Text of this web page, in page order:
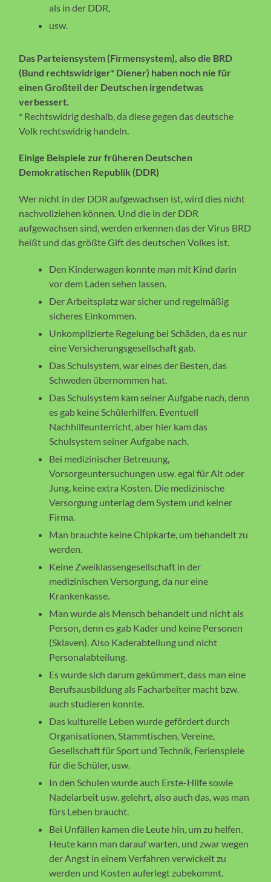
als in der DDR,
usw.
Das Parteiensystem (Firmensystem), also die BRD
(Bund rechtswidriger* Diener) haben noch nie für
einen Großteil der Deutschen irgendetwas
verbessert.
* Rechtswidrig deshalb, da diese gegen das deutsche
Volk rechtswidrig handeln.
Einige Beispiele zur früheren Deutschen
Demokratischen Republik (DDR)
Wer nicht in der DDR aufgewachsen ist, wird dies nicht
nachvollziehen können. Und die in der DDR
aufgewachsen sind, werden erkennen das der Virus BRD
heißt und das größte Gift des deutschen Volkes ist.
Den Kinderwagen konnte man mit Kind darin
vor dem Laden sehen lassen.
Der Arbeitsplatz war sicher und regelmäßig
sicheres Einkommen.
Unkomplizierte Regelung bei Schäden, da es nur
eine Versicherungsgesellschaft gab.
Das Schulsystem, war eines der Besten, das
Schweden übernommen hat.
Das Schulsystem kam seiner Aufgabe nach, denn
es gab keine Schülerhilfen. Eventuell
Nachhilfeunterricht, aber hier kam das
Schulsystem seiner Aufgabe nach.
Bei medizinischer Betreuung,
Vorsorgeuntersuchungen usw. egal für Alt oder
Jung, keine extra Kosten. Die medizinische
Versorgung unterlag dem System und keiner
Firma.
Man brauchte keine Chipkarte, um behandelt zu
werden.
Keine Zweiklassengesellschaft in der
medizinischen Versorgung, da nur eine
Krankenkasse.
Man wurde als Mensch behandelt und nicht als
Person, denn es gab Kader und keine Personen
(Sklaven). Also Kaderabteilung und nicht
Personalabteilung.
Es wurde sich darum gekümmert, dass man eine
Berufsausbildung als Facharbeiter macht bzw.
auch studieren konnte.
Das kulturelle Leben wurde gefördert durch
Organisationen, Stammtischen, Vereine,
Gesellschaft für Sport und Technik, Ferienspiele
für die Schüler, usw.
In den Schulen wurde auch Erste-Hilfe sowie
Nadelarbeit usw. gelehrt, also auch das, was man
fürs Leben braucht.
Bei Unfällen kamen die Leute hin, um zu helfen.
Heute kann man darauf warten, und zwar wegen
der Angst in einem Verfahren verwickelt zu
werden und Kosten auferlegt zubekommt.